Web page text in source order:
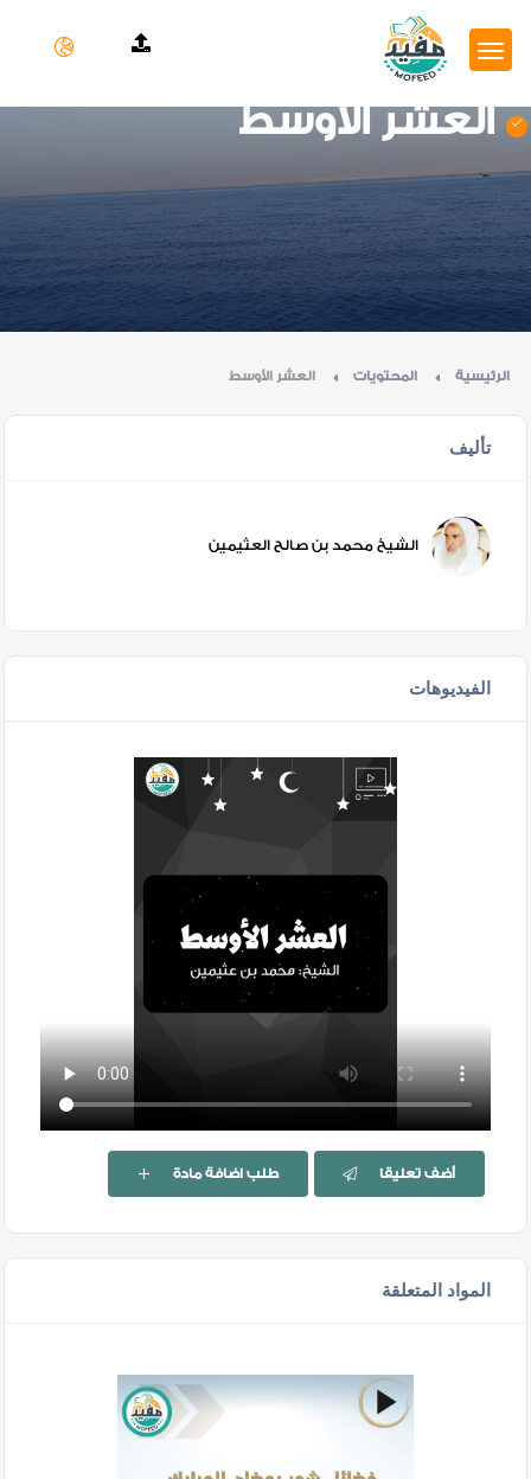
العشر الأوسط
الرئيسية المحتويات العشر الأوسط
تأليف
الشيخ محمد بن صالح العثيمين
الفيديوهات
أضف تعليقا طلب اضافة مادة
المواد المتعلقة